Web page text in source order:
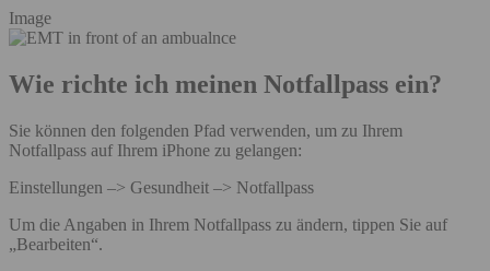
Image
Wie richte ich meinen Notfallpass ein?
Sie können den folgenden Pfad verwenden, um zu Ihrem
Notfallpass auf Ihrem iPhone zu gelangen:
Einstellungen –> Gesundheit –> Notfallpass
Um die Angaben in Ihrem Notfallpass zu ändern, tippen Sie auf
„Bearbeiten“.